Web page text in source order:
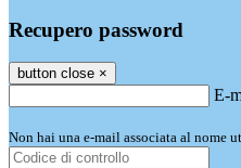
Recupero password
button close ×
E-
Non hai una e-mail associata al nome